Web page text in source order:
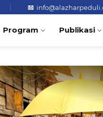
Program Publikasi